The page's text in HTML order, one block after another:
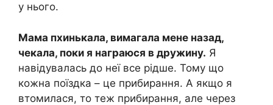
у нього.
Мама пхинькала, вимагала мене назад,
чекала, поки я награюся в дружину. Я
навідувалась до неї все рідше. Тому що
кожна поїздка – це прибирання. А якщо я
втомилася, то теж прибирання, але через